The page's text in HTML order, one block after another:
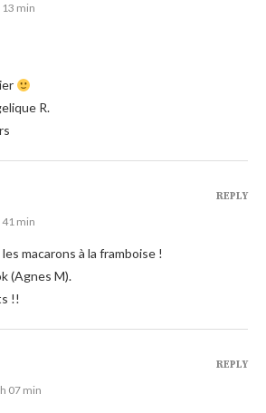
13 min
R.
41 min
macarons à la framboise !
(Agnes M).
!!
REPLY
07 min
REPLY